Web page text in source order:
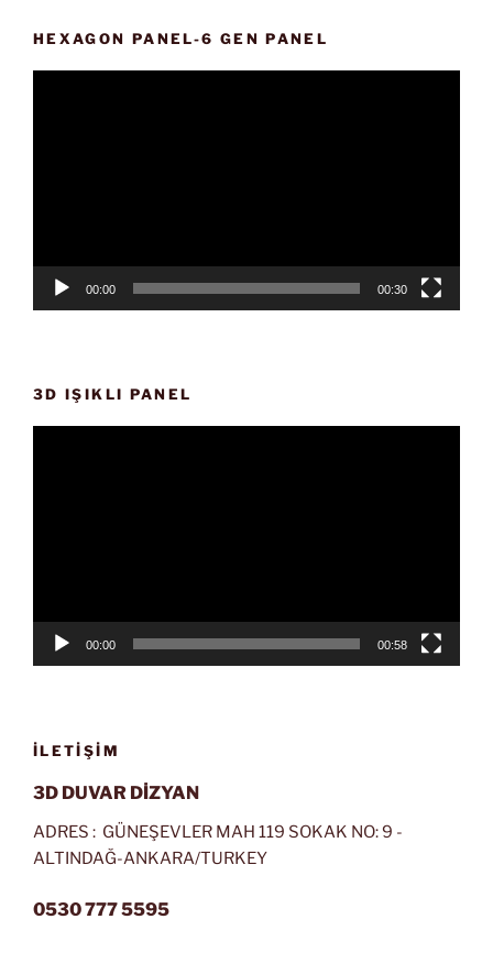
HEXAGON PANEL-6 GEN PANEL
00:00 00:30
3D IŞIKLI PANEL
00:00 00:58
İLETIŞIM
3D DUVAR DİZYAN
ADRES : GÜNEŞEVLER MAH 119 SOKAK NO: 9 -
ALTINDAĞ-ANKARA/TURKEY
0530 777 5595